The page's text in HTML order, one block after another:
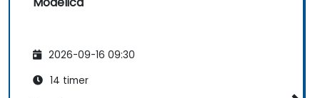
2026-09-16 09:30
14 timer